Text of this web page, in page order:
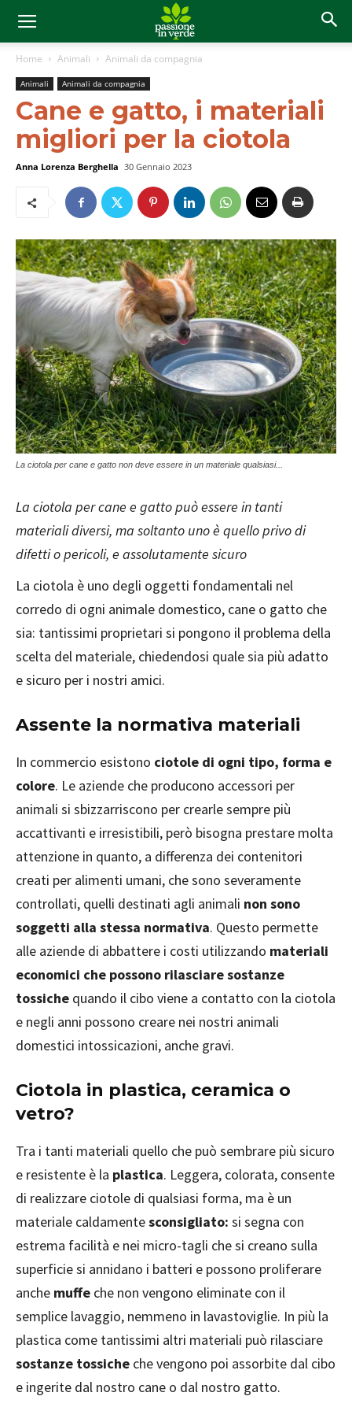
Home Animali Animali da compagnia
Animali Animali da compagnia
Cane e gatto, i materiali
migliori per la ciotola
Anna Lorenza Berghella 30 Gennaio 2023
La ciotola per cane e gatto non deve essere in un materiale qualsiasi...
La ciotola per cane e gatto può essere in tanti
materiali diversi, ma soltanto uno è quello privo di
difetti o pericoli, e assolutamente sicuro
La ciotola è uno degli oggetti fondamentali nel
corredo di ogni animale domestico, cane o gatto che
sia: tantissimi proprietari si pongono il problema della
scelta del materiale, chiedendosi quale sia più adatto
e sicuro per i nostri amici.
Assente la normativa materiali
In commercio esistono ciotole di ogni tipo, forma e
colore. Le aziende che producono accessori per
animali si sbizzarriscono per crearle sempre più
accattivanti e irresistibili, però bisogna prestare molta
attenzione in quanto, a differenza dei contenitori
creati per alimenti umani, che sono severamente
controllati, quelli destinati agli animali non sono
soggetti alla stessa normativa. Questo permette
alle aziende di abbattere i costi utilizzando materiali
economici che possono rilasciare sostanze
tossiche quando il cibo viene a contatto con la ciotola
e negli anni possono creare nei nostri animali
domestici intossicazioni, anche gravi.
Ciotola in plastica, ceramica o
vetro?
Tra i tanti materiali quello che può sembrare più sicuro
e resistente è la plastica. Leggera, colorata, consente
di realizzare ciotole di qualsiasi forma, ma è un
materiale caldamentesconsigliato: si segna con
estrema facilità e nei micro-tagli che si creano sulla
superficie si annidano i batteri e possono proliferare
anche muffe che non vengono eliminate con il
semplice lavaggio, nemmeno in lavastoviglie. In più la
plastica come tantissimi altri materiali può rilasciare
sostanze tossiche che vengono poi assorbite dal cibo
e ingerite dal nostro cane o dal nostro gatto.